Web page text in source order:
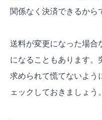
eBayでインボイ
eBayのインボイ
まとめ
関係なく決済できるから
送料が変更になった場合
になることもあります。
求められて慌てないよう
ェックしておきましょう。